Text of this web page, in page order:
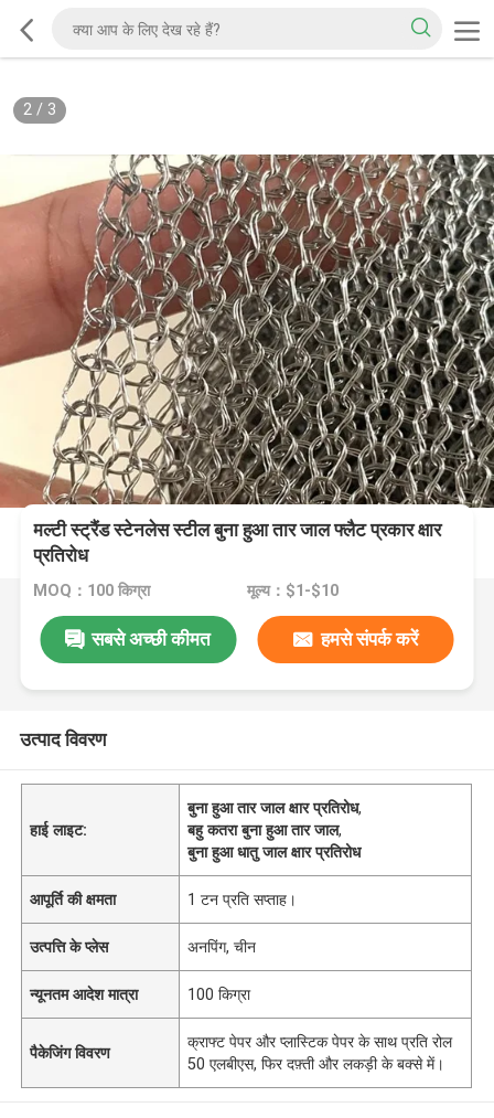
2/ 3
मल्टी स्ट्रैंड स्टेनलेस स्टील बुना हुआ तार जाल फ्लैट प्रकार क्षार
प्रतिरोध
MOQ：100 किग्रा मूल्य：$1-$10
सबसे अच्छी कीमत हमसे संपर्क करें
उत्पाद विवरण
हाई लाइट:
बुना हुआ तार जाल क्षार प्रतिरोध,
बहु कतरा बुना हुआ तार जाल,
बुना हुआ धातु जाल क्षार प्रतिरोध
आपूर्ति की क्षमता 1 टन प्रति सप्ताह।
उत्पत्ति के प्लेस अनपिंग, चीन
न्यूनतम आदेश मात्रा 100 किग्रा
पैकेजिंग विवरण
क्राफ्ट पेपर और प्लास्टिक पेपर के साथ प्रति रोल
50 एलबीएस, फिर दफ़्ती और लकड़ी के बक्से में।